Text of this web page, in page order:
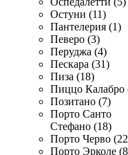
Остуни (11)
Пантелерия (1)
Певеро (3)
Перуджа (4)
Пескара (31)
Пиза (18)
Пиццо Калабро
Позитано (7)
Порто Санто
Стефано (18)
Порто Черво
Порто Эрколе